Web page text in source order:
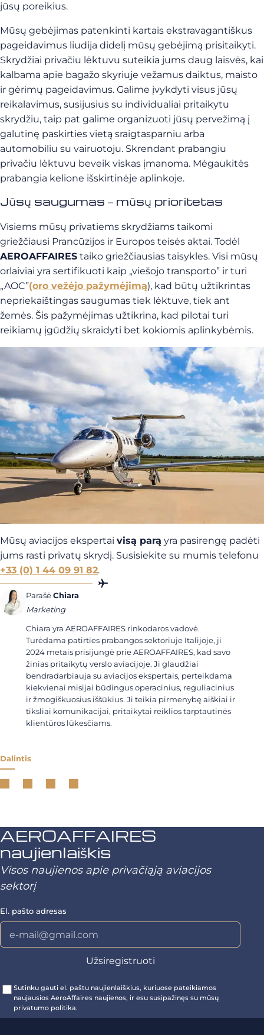
jūsų poreikius.
Mūsų gebėjimas patenkinti kartais ekstravagantiškus
pageidavimus liudija didelį mūsų gebėjimą prisitaikyti.
Skrydžiai privačiu lėktuvu suteikia jums daug laisvės, kai
kalbama apie bagažo skyriuje vežamus daiktus, maisto
ir gėrimų pageidavimus. Galime įvykdyti visus jūsų
reikalavimus, susijusius su individualiai pritaikytu
skrydžiu, taip pat galime organizuoti jūsų pervežimą į
galutinę paskirties vietą sraigtasparniu arba
automobiliu su vairuotoju. Skrendant prabangiu
privačiu lėktuvu beveik viskas įmanoma. Mėgaukitės
prabangia kelione išskirtinėje aplinkoje.
Jūsų saugumas – mūsų prioritetas
Visiems mūsų privatiems skrydžiams taikomi
griežčiausi Prancūzijos ir Europos teisės aktai. Todėl
AEROAFFAIRES taiko griežčiausias taisykles. Visi mūsų
orlaiviai yra sertifikuoti kaip „viešojo transporto” ir turi
„AOC”(oro vežėjo pažymėjimą), kad būtų užtikrintas
nepriekaištingas saugumas tiek lėktuve, tiek ant
žemės. Šis pažymėjimas užtikrina, kad pilotai turi
reikiamų įgūdžių skraidyti bet kokiomis aplinkybėmis.
Mūsų aviacijos ekspertai visą parą yra pasirengę padėti
jums rasti privatų skrydį. Susisiekite su mumis telefonu
+33 (0) 1 44 09 91 82.
ParašėChiara
Marketing
Chiara yra AEROAFFAIRES rinkodaros vadovė.
Turėdama patirties prabangos sektoriuje Italijoje, ji
2024 metais prisijungė prie AEROAFFAIRES, kad savo
žinias pritaikytų verslo aviacijoje. Ji glaudžiai
bendradarbiauja su aviacijos ekspertais, perteikdama
kiekvienai misijai būdingus operacinius, reguliacinius
ir žmogiškuosius iššūkius. Ji teikia pirmenybę aiškiai ir
tiksliai komunikacijai, pritaikytai reiklios tarptautinės
klientūros lūkesčiams.
Dalintis
AEROAFFAIRES
naujienlaiškis
Visos naujienos apie privačiąją aviacijos
sektorį
El. pašto adresas
Sutinku gauti el. paštu naujienlaiškius, kuriuose pateikiamos
naujausios AeroAffaires naujienos, ir esu susipažinęs su mūsų
privatumo politika.